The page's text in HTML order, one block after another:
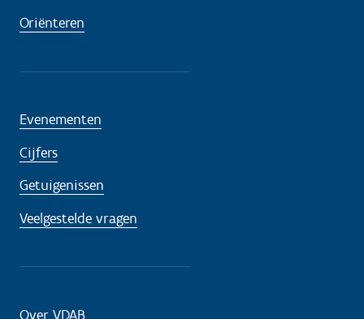
Oriënteren
Evenementen
Cijfers
Getuigenissen
Veelgestelde vragen
Over VDAB